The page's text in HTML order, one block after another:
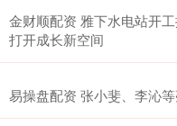
金财顺配资 雅下水电站开
打开成长新空间
易操盘配资 张小斐、李沁